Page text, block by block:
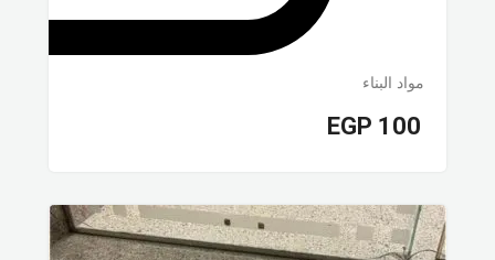
مواد البناء
EGP 100